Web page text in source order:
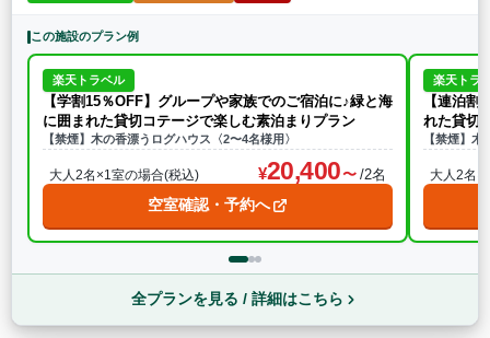
この施設のプラン例
楽天トラベル
【学割15％OFF】グループや家族でのご宿泊に♪緑と海
に囲まれた貸切コテージで楽しむ素泊まりプラン
【禁煙】木の香漂うログハウス〈2〜4名様用〉
大人2名×1室の場合(税込) 20,400 /2名
空室確認・予約へ
楽天トラ
【連泊
れた貸切
【禁煙】
大人2名
全プランを見る / 詳細はこちら